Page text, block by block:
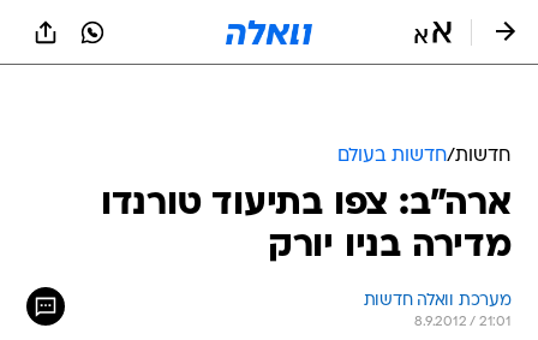
חדשות/חדשות בעולם
ארה"ב: צפו בתיעוד טורנדו
מדירה בניו יורק
מערכת וואלה חדשות
8.9.2012 / 21:01